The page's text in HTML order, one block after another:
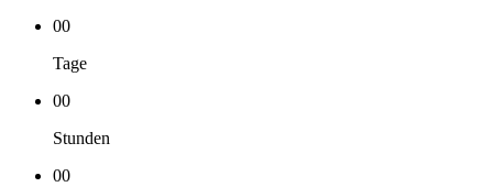
00
Tage
00
Stunden
00